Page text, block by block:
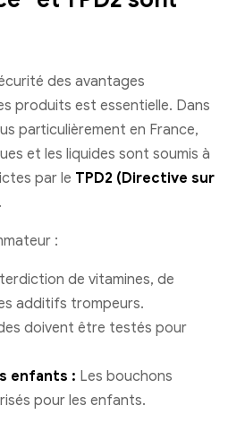
des avantages
produits est essentielle. Dans
particulièrement en France,
et les liquides sont soumis à
par le TPD2 (Directive sur
.
:
de vitamines, de
additifs trompeurs.
doivent être testés pour
enfants : Les bouchons
pour les enfants.